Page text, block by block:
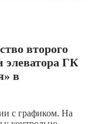
второго
элеватора ГК
в
с графиком. На